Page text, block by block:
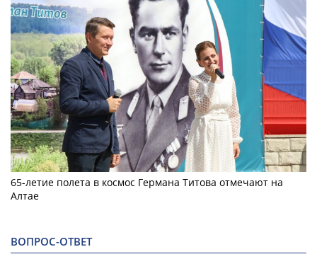
65-летие полета в космос Германа Титова отмечают на
Алтае
ВОПРОС-ОТВЕТ